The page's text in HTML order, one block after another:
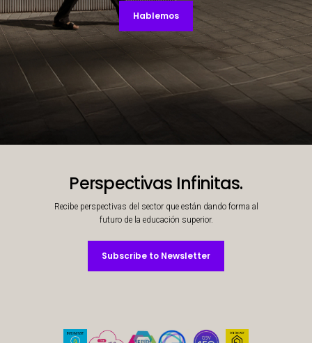
Hablemos
Perspectivas Infinitas.
Recibe perspectivas del sector que están dando forma al
futuro de la educación superior.
Subscribe to Newsletter
Subscribe to Newsletter